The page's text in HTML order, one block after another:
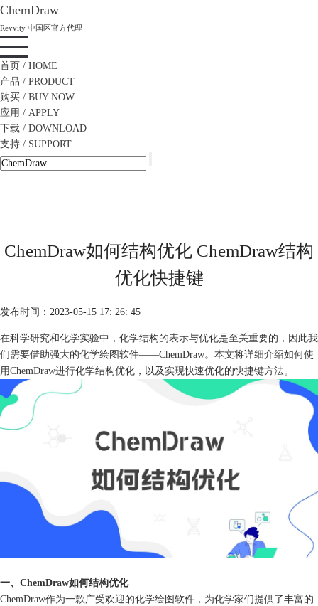
ChemDraw
Revvity 中国区官方代理
首页 / HOME
产品 / PRODUCT
购买 / BUY NOW
应用 / APPLY
下载 / DOWNLOAD
支持 / SUPPORT
ChemDraw如何结构优化 ChemDraw结构
优化快捷键
发布时间：2023-05-15 17: 26: 45
在科学研究和化学实验中，化学结构的表示与优化是至关重要的，因此我
们需要借助强大的化学绘图软件——ChemDraw。本文将详细介绍如何使
用ChemDraw进行化学结构优化，以及实现快速优化的快捷键方法。
一、ChemDraw如何结构优化
ChemDraw作为一款广受欢迎的化学绘图软件，为化学家们提供了丰富的